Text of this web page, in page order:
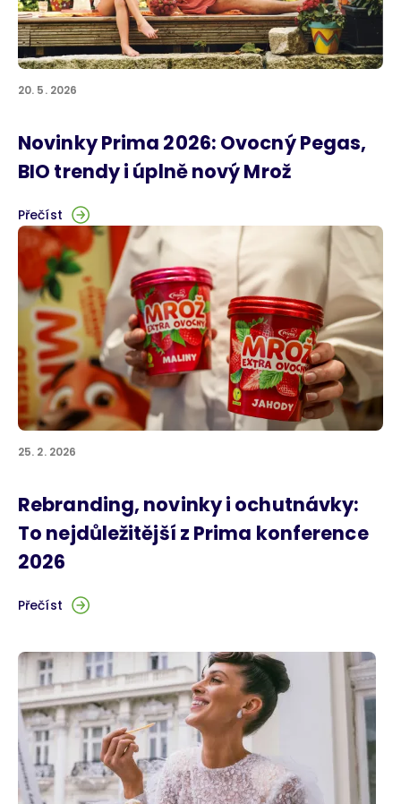
20. 5. 2026
Novinky Prima 2026: Ovocný Pegas,
BIO trendy i úplně nový Mrož
Přečíst
25. 2. 2026
Rebranding, novinky i ochutnávky:
To nejdůležitější z Prima konference
2026
Přečíst